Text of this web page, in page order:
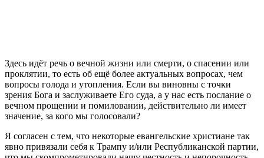
Здесь идёт речь о вечной жизни или смерти, о спасении или
проклятии, то есть об ещё более актуальных вопросах, чем
вопросы голода и утопления. Если вы виновны с точки
зрения Бога и заслуживаете Его суда, а у нас есть послание о
вечном прощении и помиловании, действительно ли имеет
значение, за кого мы голосовали?
Я согласен с тем, что некоторые евангельские христиане так
явно привязали себя к Трампу и/или Республиканской партии,